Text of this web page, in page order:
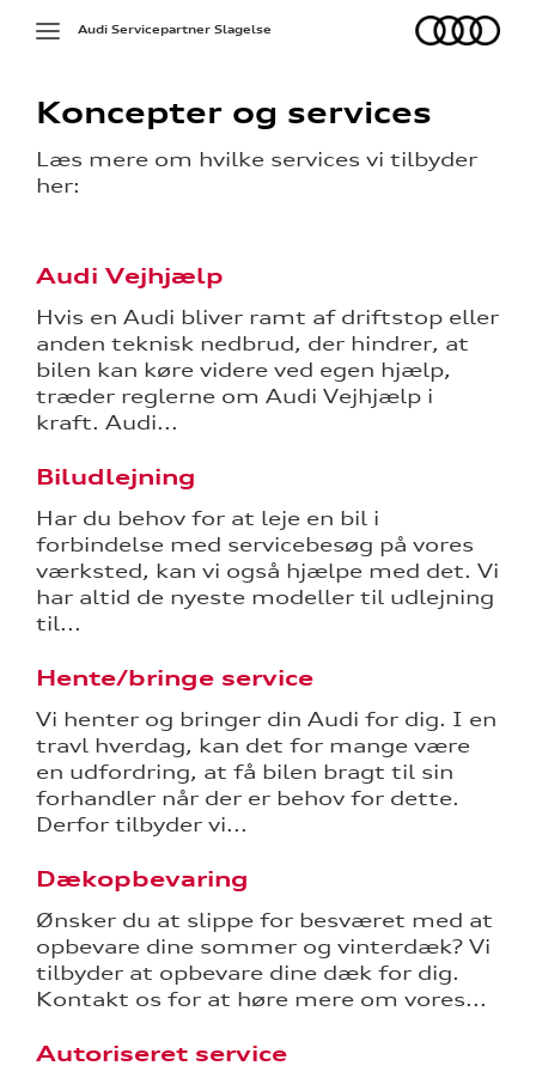
værkstedet
5 år?
til
Toggle
Audi
Audi Servicepartner Slagelse
Koncepter og services
Læs mere om hvilke services vi tilbyder
her:
Audi Vejhjælp
Hvis en Audi bliver ramt af driftstop eller
anden teknisk nedbrud, der hindrer, at
bilen kan køre videre ved egen hjælp,
træder reglerne om Audi Vejhjælp i
kraft. Audi...
Biludlejning
Har du behov for at leje en bil i
forbindelse med servicebesøg på vores
værksted, kan vi også hjælpe med det. Vi
har altid de nyeste modeller til udlejning
til...
Hente/bringe service
Vi henter og bringer din Audi for dig. I en
travl hverdag, kan det for mange være
en udfordring, at få bilen bragt til sin
forhandler når der er behov for dette.
Derfor tilbyder vi...
Dækopbevaring
Ønsker du at slippe for besværet med at
opbevare dine sommer og vinterdæk? Vi
tilbyder at opbevare dine dæk for dig.
Kontakt os for at høre mere om vores...
Autoriseret service